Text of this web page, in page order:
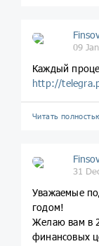
09
Каждый
http://
Читать
31
Уважаемые
годом!
Желаю вам в
финансовых